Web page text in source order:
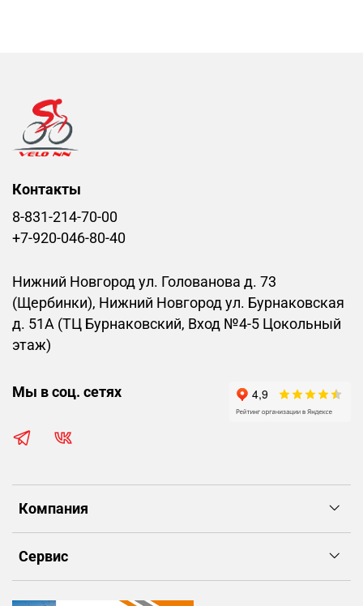
Компания
Сервис
Контакты
8-831-214-70-00
+7-920-046-80-40
Нижний Новгород ул. Голованова д. 73
(Щербинки), Нижний Новгород ул. Бурнаковская
д. 51А (ТЦ Бурнаковский, Вход №4-5 Цокольный
этаж)
Мы в соц. сетях